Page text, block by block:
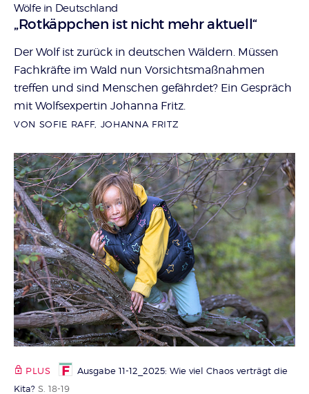
Wölfe in Deutschland
:
„Rotkäppchen ist nicht mehr aktuell“
Der Wolf ist zurück in deutschen Wäldern. Müssen
Fachkräfte im Wald nun Vorsichtsmaßnahmen
treffen und sind Menschen gefährdet? Ein Gespräch
mit Wolfsexpertin Johanna Fritz.
VON SOFIE RAFF, JOHANNA FRITZ
PLUS
Ausgabe 11-12_2025: Wie viel Chaos verträgt die
Kita? S. 18-19